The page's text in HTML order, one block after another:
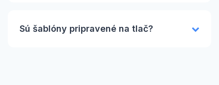
Sú šablóny pripravené na tlač?